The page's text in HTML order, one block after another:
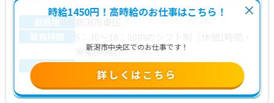
勤務地
勤務時間
実働8時間）
※5：30～14：30／9：00～18：00 等
休日
週休2日制
※月8～9日休み
※（金）～（月）の便数が多いため、シフ
時給1450円！高時給のお仕事はこちら！
新潟市中央区でのお仕事です！
詳しくはこちら